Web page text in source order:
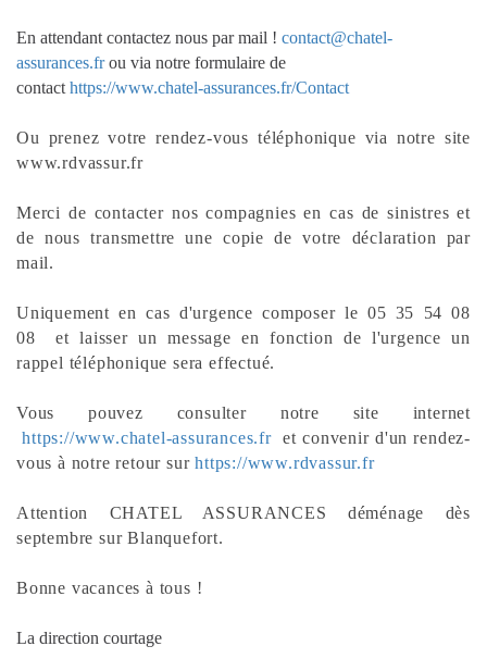
En attendant contactez nous par mail ! contact@chatel-
assurances.frou via notre formulaire de
contact https://www.chatel-assurances.fr/Contact
Ou prenez votre rendez-vous téléphonique via notre site
www.rdvassur.fr
Merci de contacter nos compagnies en cas de sinistres et
de nous transmettre une copie de votre déclaration par
mail.
Uniquement en cas d'urgence composer le 05 35 54 08
08 et laisser un message en fonction de l'urgence un
rappel téléphonique sera effectué.
Vous pouvez consulter notre site internet
https://www.chatel-assurances.fret convenir d'un rendez-
vous à notre retour surhttps://www.rdvassur.fr
Attention CHATEL ASSURANCES déménage dès
septembre sur Blanquefort.
Bonne vacances à tous !
La direction courtage